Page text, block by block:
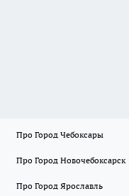
Про Город Чебоксары
Про Город Новочебоксарск
Про Город Ярославль